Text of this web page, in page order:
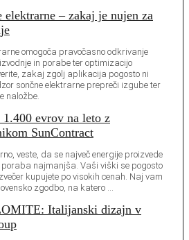
– zakaj je nujen za
omogoča pravočasno odkrivanje
in porabe ter optimizacijo
zakaj zgolj aplikacija pogosto ni
sončne elektrarne prepreči izgube ter
naložbe.
evrov na leto z
SunContract
veste, da se največ energije proizvede
poraba najmanjša. Vaši viški se pogosto
kupujete po visokih cenah. Naj vam
zgodbo, na katero …
Italijanski dizajn v